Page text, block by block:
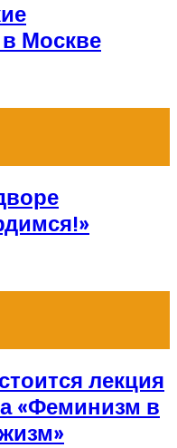
Москве
лекция
«Феминизм в